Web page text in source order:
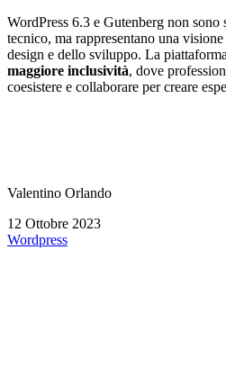
WordPress 6.3 e Gutenberg non
tecnico, ma rappresentano una
design e dello sviluppo. La
maggiore inclusività, dove
coesistere e collaborare per creare
Valentino Orlando
12 Ottobre 2023
Wordpress